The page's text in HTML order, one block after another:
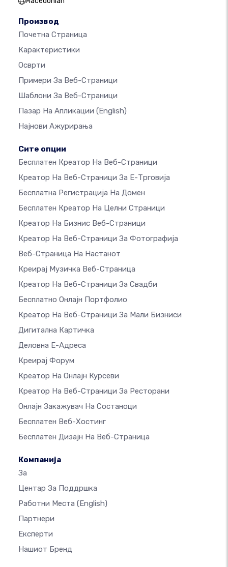
Производ
Почетна Страница
Карактеристики
Осврти
Примери За Веб-Страници
Шаблони За Веб-Страници
Пазар На Апликации (English)
Најнови Ажурирања
Сите опции
Бесплатен Креатор На Веб-Страници
Креатор На Веб-Страници За Е-Трговија
Бесплатна Регистрација На Домен
Бесплатен Креатор На Целни Страници
Креатор На Бизнис Веб-Страници
Креатор На Веб-Страници За Фотографија
Веб-Страница На Настанот
Креирај Музичка Веб-Страница
Креатор На Веб-Страници За Свадби
Бесплатно Онлајн Портфолио
Креатор На Веб-Страници За Мали Бизниси
Дигитална Картичка
Деловна Е-Адреса
Креирај Форум
Креатор На Онлајн Курсеви
Креатор На Веб-Страници За Ресторани
Онлајн Закажувач На Состаноци
Бесплатен Веб-Хостинг
Бесплатен Дизајн На Веб-Страница
Компанија
За
Центар За Поддршка
Работни Места (English)
Партнери
Експерти
Нашиот Бренд